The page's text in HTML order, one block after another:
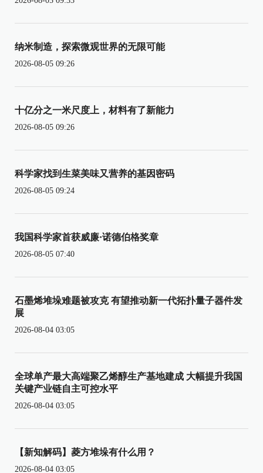
纳米制造，探索微观世界的无限可能
2026-08-05 09:26
十亿分之一米尺度上，材料有了新能力
2026-08-05 09:26
科学家找到生菜美味又营养的基因密码
2026-08-05 09:24
我国科学家首获威廉·诺德伯格奖章
2026-08-05 07:40
石墨烯堆垛难题被攻克 有望推动新一代拓扑量子器件发
展
2026-08-04 03:05
全球单产最大高端聚乙烯醇生产基地建成 大幅提升我国
关键产业链自主可控水平
2026-08-04 03:05
【新知解码】菱方堆垛有什么用？
2026-08-04 03:05